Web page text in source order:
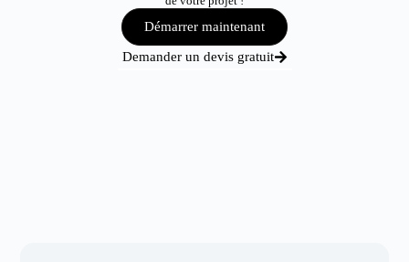
Démarrer maintenant
Demander un devis gratuit